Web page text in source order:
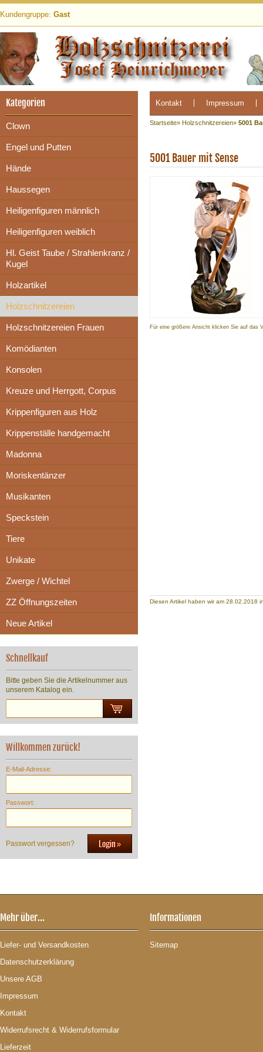
Kundengruppe: Gast
Kategorien
Clown
Engel und Putten
Hände
Haussegen
Heiligenfiguren männlich
Heiligenfiguren weiblich
Hl. Geist Taube / Strahlenkranz /
Kugel
Holzartikel
Holzschnitzereien
Holzschnitzereien Frauen
Komödianten
Konsolen
Kreuze und Herrgott, Corpus
Krippenfiguren aus Holz
Krippenställe handgemacht
Madonna
Moriskentänzer
Musikanten
Speckstein
Tiere
Unikate
Zwerge / Wichtel
ZZ Öffnungszeiten
Neue Artikel
Schnellkauf
Bitte geben Sie die Artikelnummer aus
unserem Katalog ein.
Willkommen zurück!
E-Mail-Adresse:
Passwort:
Passwort vergessen?
Kontakt Impressum
Startseite» Holzschnitzereien» 5001
5001 Bauer mit Sense
Für eine größere Ansicht klicken Sie auf das
Diesen Artikel haben wir am 28.02.2018
Mehr über...
Liefer- und Versandkosten
Datenschutzerklärung
Unsere AGB
Impressum
Kontakt
Widerrufsrecht & Widerrufsformular
Lieferzeit
Informationen
Sitemap